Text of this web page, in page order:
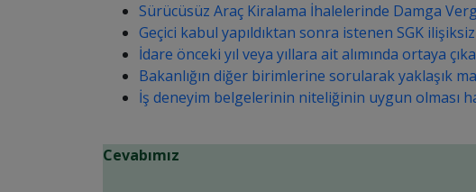
Sürücüsüz Araç Kiralama İhalelerinde Damga
Geçici kabul yapıldıktan sonra istenen SGK
İdare önceki yıl veya yıllara ait alımında ortaya
Bakanlığın diğer birimlerine sorularak yaklaşık
İş deneyim belgelerinin niteliğinin uygun olması
Cevabımız